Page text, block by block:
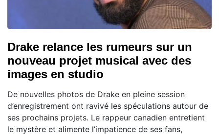
Drake relance les rumeurs sur un
nouveau projet musical avec des
images en studio
De nouvelles photos de Drake en pleine session
d’enregistrement ont ravivé les spéculations autour de
ses prochains projets. Le rappeur canadien entretient
le mystère et alimente l’impatience de ses fans,